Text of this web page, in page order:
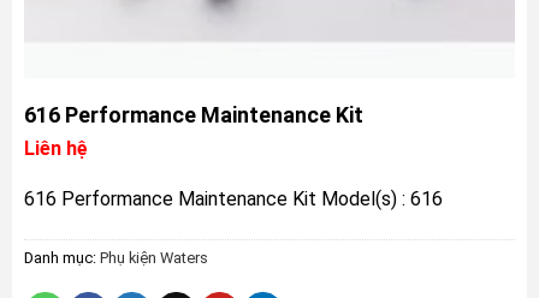
616 Performance Maintenance Kit
Liên hệ
616 Performance Maintenance Kit Model(s) : 616
Danh mục: Phụ kiện Waters